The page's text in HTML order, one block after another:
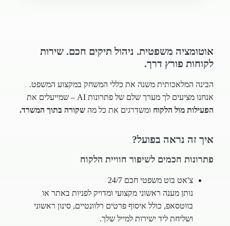
אוטומציה משפטית. ניהול תיקים חכם. שירות
לקוחות פורץ דרך.
הבינה המלאכותית משנה את כללי המשחק במקצוע המשפט.
אנחנו מציעים לך מערך שלם של פתרונות AI – שמייעלים את
הפעילות מול הלקוח ומשדרגים את כל מה שקורה בתוך המשרד.
איך זה נראה בפועל?
פתרונות חכמים לשיפור חוויית הלקוח
צ'אט בוט משפטי חכם 24/7
נותן מענה ראשוני מקצועי ומדויק לפניות באתר או
בווטסאפ, כולל איסוף פרטים רלוונטיים, סינון ראשוני
ושליחת ליד ישירות למייל שלך.